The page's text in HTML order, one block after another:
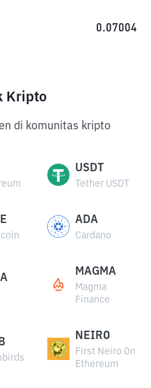
0.07004
Kripto
di komunitas kripto
USDT
Tether USDT
ADA
Cardano
MAGMA
Magma
Finance
NEIRO
First Neiro On
Ethereum